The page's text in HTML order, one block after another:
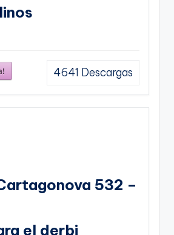
4641 Descargas
532 –
el derbi